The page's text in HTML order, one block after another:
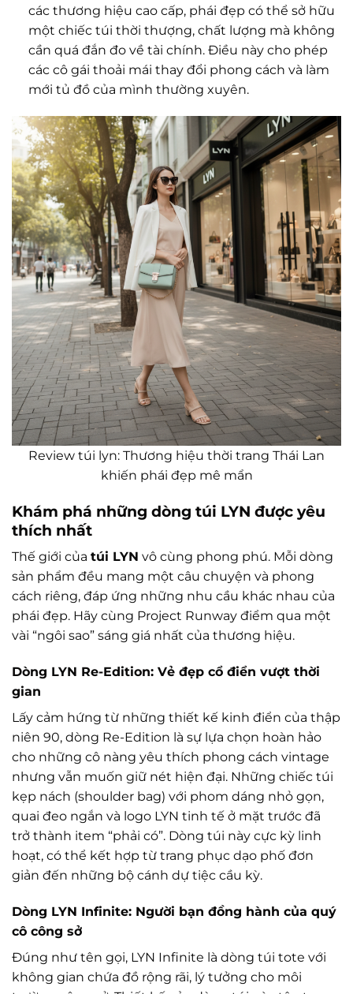
các thương hiệu cao cấp, phái đẹp có thể sở hữu
một chiếc túi thời thượng, chất lượng mà không
cần quá đắn đo về tài chính. Điều này cho phép
các cô gái thoải mái thay đổi phong cách và làm
mới tủ đồ của mình thường xuyên.
Review túi lyn: Thương hiệu thời trang Thái Lan
khiến phái đẹp mê mẩn
Khám phá những dòng túi LYN được yêu
thích nhất
Thế giới của túi LYN vô cùng phong phú. Mỗi dòng
sản phẩm đều mang một câu chuyện và phong
cách riêng, đáp ứng những nhu cầu khác nhau của
phái đẹp. Hãy cùng Project Runway điểm qua một
vài “ngôi sao” sáng giá nhất của thương hiệu.
Dòng LYN Re-Edition: Vẻ đẹp cổ điển vượt thời
gian
Lấy cảm hứng từ những thiết kế kinh điển của thập
niên 90, dòng Re-Edition là sự lựa chọn hoàn hảo
cho những cô nàng yêu thích phong cách vintage
nhưng vẫn muốn giữ nét hiện đại. Những chiếc túi
kẹp nách (shoulder bag) với phom dáng nhỏ gọn,
quai đeo ngắn và logo LYN tinh tế ở mặt trước đã
trở thành item “phải có”. Dòng túi này cực kỳ linh
hoạt, có thể kết hợp từ trang phục dạo phố đơn
giản đến những bộ cánh dự tiệc cầu kỳ.
Dòng LYN Infinite: Người bạn đồng hành của quý
cô công sở
Đúng như tên gọi, LYN Infinite là dòng túi tote với
không gian chứa đồ rộng rãi, lý tưởng cho môi